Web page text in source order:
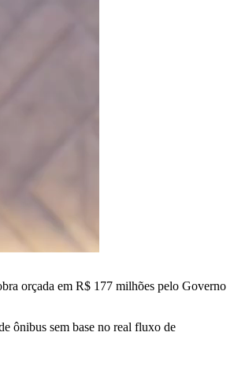
orçada em R$ 177 milhões pelo Governo
ônibus sem base no real fluxo de